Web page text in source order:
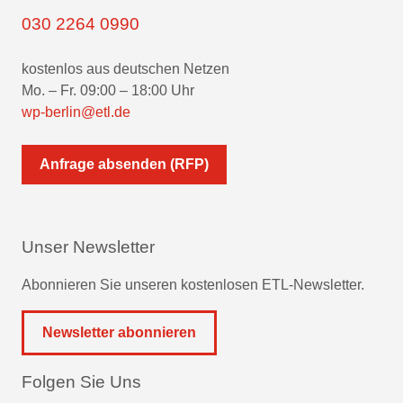
030 2264 0990
kostenlos aus deutschen Netzen
Mo. – Fr. 09:00 – 18:00 Uhr
wp-berlin@etl.de
Anfrage absenden (RFP)
Unser Newsletter
Abonnieren Sie unseren kostenlosen ETL-Newsletter.
Newsletter abonnieren
Folgen Sie Uns